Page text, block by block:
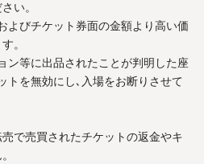
い。
よびチケット券面の金額より高い価
。
ン等に出品されたことが判明した座
トを無効にし､入場をお断りさせて
で売買されたチケットの返金やキ